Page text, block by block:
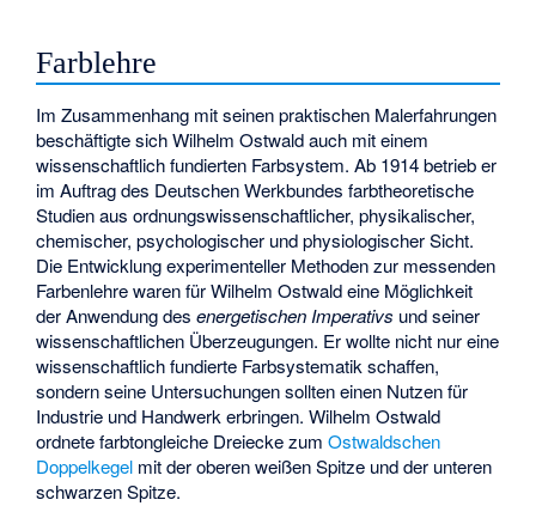
Farblehre
Im Zusammenhang mit seinen praktischen Malerfahrungen
beschäftigte sich Wilhelm Ostwald auch mit einem
wissenschaftlich fundierten Farbsystem. Ab 1914 betrieb er
im Auftrag des Deutschen Werkbundes farbtheoretische
Studien aus ordnungswissenschaftlicher, physikalischer,
chemischer, psychologischer und physiologischer Sicht.
Die Entwicklung experimenteller Methoden zur messenden
Farbenlehre waren für Wilhelm Ostwald eine Möglichkeit
der Anwendung desenergetischen Imperativs und seiner
wissenschaftlichen Überzeugungen. Er wollte nicht nur eine
wissenschaftlich fundierte Farbsystematik schaffen,
sondern seine Untersuchungen sollten einen Nutzen für
Industrie und Handwerk erbringen. Wilhelm Ostwald
ordnete farbtongleiche Dreiecke zumOstwaldschen
Doppelkegel mit der oberen weißen Spitze und der unteren
schwarzen Spitze.